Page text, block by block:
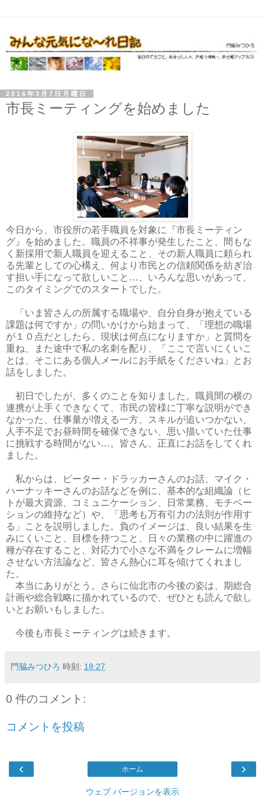
2016年3月7日月曜日
市長ミーティングを始めました
今日から、市役所の若手職員を対象に『市長ミーティン
グ』を始めました。職員の不祥事が発生したこと、間もな
く新採用で新人職員を迎えること、その新人職員に頼られ
る先輩としての心構え、何より市民との信頼関係を紡ぎ治
す担い手になって欲しいこと…、いろんな思いがあって、
このタイミングでのスタートでした。
「いま皆さんの所属する職場や、自分自身が抱えている
課題は何ですか」の問いかけから始まって、「理想の職場
が１０点だとしたら、現状は何点になりますか」と質問を
重ね、また途中で私の名刺を配り、「ここで言いにくいこ
とは、そこにある個人メールにお手紙をくださいね」とお
話をしました。
初日でしたが、多くのことを知りました。職員間の横の
連携が上手くできなくて、市民の皆様に丁寧な説明ができ
なかった、仕事量が増える一方、スキルが追いつかない、
人手不足でお昼時間を確保できない、思い描いていた仕事
に挑戦する時間がない…。皆さん、正直にお話をしてくれ
ました。
私からは、ピーター・ドラッカーさんのお話、マイク・
ハーナッキーさんのお話などを例に、基本的な組織論（ヒ
トが最大資源、コミュニケーション、日常業務、モチベー
ションの維持など）や、「思考も万有引力の法則が作用す
る」ことを説明しました。負のイメージは、良い結果を生
みにくいこと、目標を持つこと、日々の業務の中に躍進の
種が存在すること、対応力で小さな不満をクレームに増幅
させない方法論など、皆さん熱心に耳を傾けてくれまし
た。
本当にありがとう。さらに仙北市の今後の姿は、期総合
計画や総合戦略に描かれているので、ぜひとも読んで欲し
いとお願いもしました。
今後も市長ミーティングは続きます。
門脇みつひろ 時刻: 18:27
0 件のコメント:
コメントを投稿
‹ ›
ホーム
ウェブ バージョンを表示